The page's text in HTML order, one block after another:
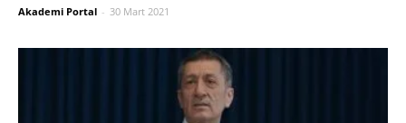
Akademi Portal - 30 Mart 2021